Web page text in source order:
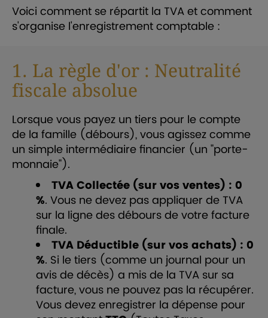
Voici comment se répartit la TVA et comment
s'organise l'enregistrement comptable :
1. La règle d'or : Neutralité
fiscale absolue
Lorsque vous payez un tiers pour le compte
de la famille (débours), vous agissez comme
un simple intermédiaire financier (un "porte-
monnaie").
TVA Collectée (sur vos ventes) : 0
%. Vous ne devez pas appliquer de TVA
sur la ligne des débours de votre facture
finale.
TVA Déductible (sur vos achats) : 0
%. Si le tiers (comme un journal pour un
avis de décès) a mis de la TVA sur sa
facture, vous ne pouvez pas la récupérer.
Vous devez enregistrer la dépense pour